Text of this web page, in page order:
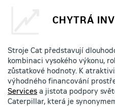
CHYTRÁ
Stroje Cat představují
kombinaci vysokého výkonu,
zůstatkové hodnoty. K
výhodného financování
Services a jistota podpory
Caterpillar, která je